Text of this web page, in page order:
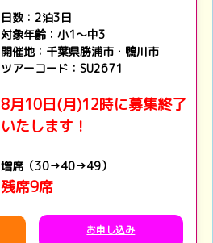
日数：2泊3日
対象年齢：小1～中3
開催地：千葉県勝浦市・鴨川市
ツアーコード：SU2671
8月10日(月)12時に募集終了
いたします！
増席（30→40→49）
残席9席
お申し込み